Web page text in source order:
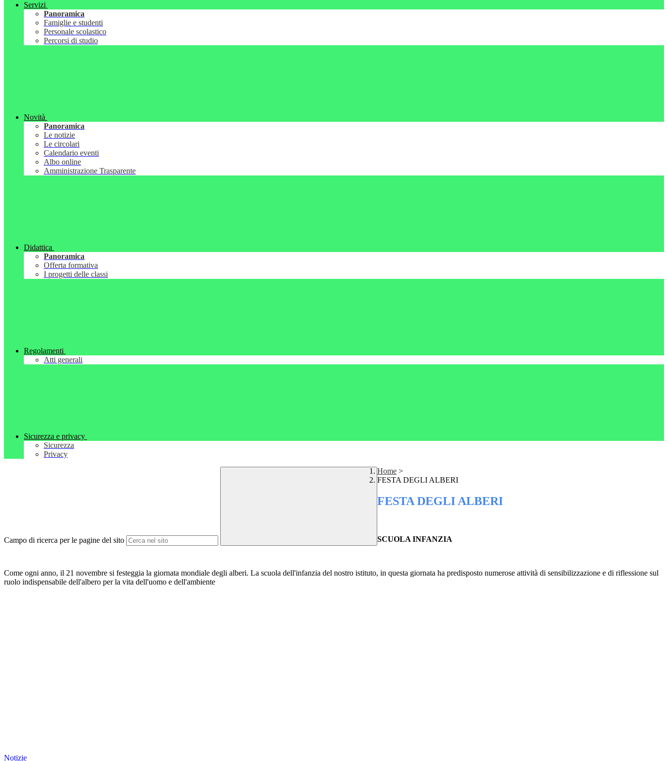
Servizi
Panoramica
Famiglie e studenti
Personale scolastico
Percorsi di studio
Novità
Panoramica
Le notizie
Le circolari
Calendario eventi
Albo online
Amministrazione Trasparente
Didattica
Panoramica
Offerta formativa
I progetti delle classi
Regolamenti
Atti generali
Sicurezza e privacy
Sicurezza
Privacy
Campo di ricerca per le pagine del sito
Home >
FESTA DEGLI ALBERI
FESTA DEGLI ALBERI
SCUOLA INFANZIA
Come ogni anno, il 21 novembre si festeggia la giornata mondiale degli alberi. La scuola dell'infanzia del nostro istituto, in questa giornata ha predisposto numerose attività di sensibilizzazione e di riflessione sul
ruolo indispensabile dell'albero per la vita dell'uomo e dell'ambiente
Notizie